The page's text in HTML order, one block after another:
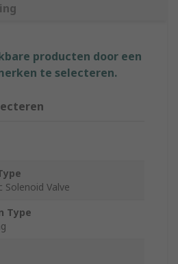
producten door een
te selecteren.
Solenoid Valve
Type